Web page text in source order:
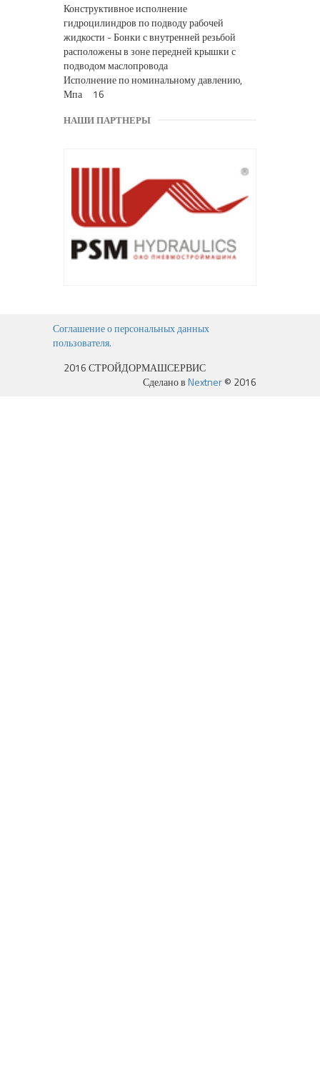
Конструктивное исполнение
гидроцилиндров по подводу рабочей
жидкости - Бонки с внутренней резьбой
расположены в зоне передней крышки с
подводом маслопровода
Исполнение по номинальному давлению,
Мпа 16
НАШИ ПАРТНЕРЫ
Соглашение о персональных данных
пользователя.
2016 СТРОЙДОРМАШСЕРВИС
Сделано вNextner© 2016